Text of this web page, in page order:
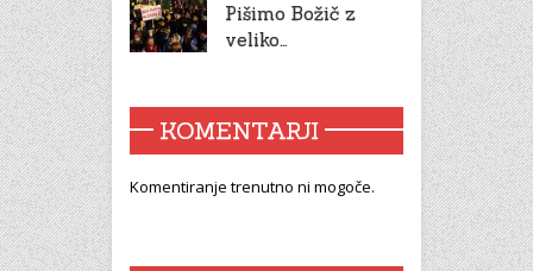
Pišimo Božič z
veliko…
KOMENTARJI
Komentiranje trenutno ni mogoče.